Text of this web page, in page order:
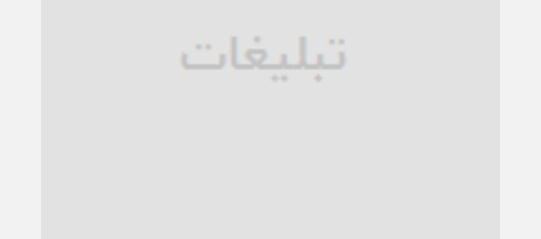
ترجیح عقلانیت ایرانی بر دیدگاه‌های آخرالزمانی